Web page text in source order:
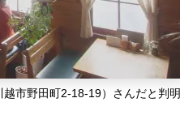
市野田町2-18-19）さんだと判明